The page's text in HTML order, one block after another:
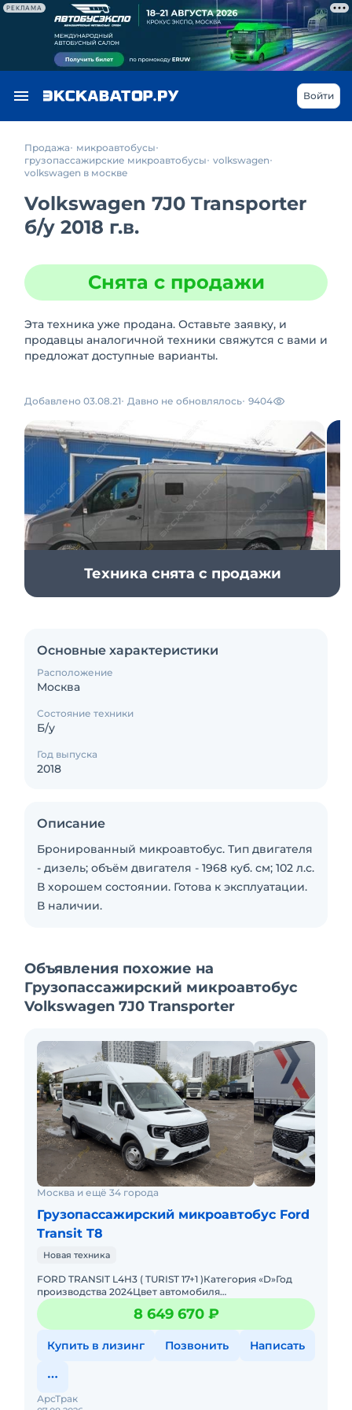
РЕКЛАМА
Войти
Продажа
микроавтобусы
грузопассажирские микроавтобусы volkswagen
volkswagen в москве
Volkswagen 7J0 Transporter
б/у 2018 г.в.
Снята с продажи
Эта техника уже продана. Оставьте заявку, и
продавцы аналогичной техники свяжутся с вами и
предложат доступные варианты.
Добавлено 03.08.21 Давно не обновлялось 9404
Техника снята с продажи
Основные характеристики
Расположение
Москва
Состояние техники
Б/у
Год выпуска
2018
Описание
Бронированный микроавтобус. Тип двигателя
- дизель; объём двигателя - 1968 куб. см; 102 л.с.
В хорошем состоянии. Готова к эксплуатации.
В наличии.
Объявления похожие на
Грузопассажирский микроавтобус
Volkswagen 7J0 Transporter
Москва и ещё 34 города
Грузопассажирский микроавтобус Ford
Transit T8
Новая техника
FORD TRANSIT L4H3 ( TURIST 17+1 )Категория «D»Год
производства 2024Цвет автомобиля
БелыйСнаряжённая масса автомобиля 3 495 кг.Версия
L4H3 2,3L TDi 1
8 649 670 ₽
Купить в лизинг Позвонить Написать
АрсТрак